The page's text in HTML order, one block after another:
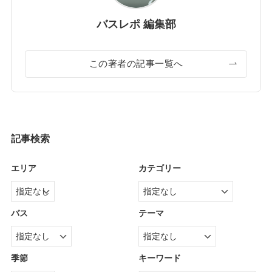
バスレポ 編集部
この著者の記事一覧へ
記事検索
エリア カテゴリー
バス テーマ
季節 キーワード